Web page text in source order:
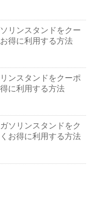
リンスタンドをクー
得に利用する方法
ンスタンドをクーポ
に利用する方法
ソリンスタンドをク
お得に利用する方法